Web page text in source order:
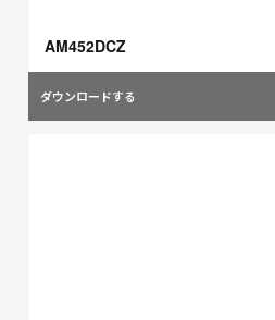
AM452DCZ
ダウンロードする